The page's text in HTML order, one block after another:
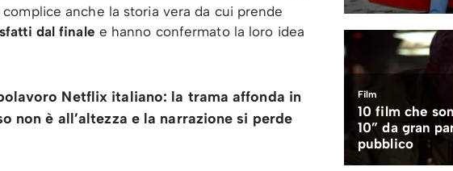
anche la storia vera da cui prende
dal finale e hanno confermato la loro idea
Netflix italiano: la trama affonda in
non è all’altezza e la narrazione si perde